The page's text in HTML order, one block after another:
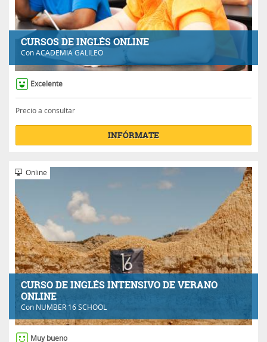
CURSOS DE INGLÉS ONLINE
ConACADEMIA GALILEO
Excelente
Precio a consultar
INFÓRMATE
CURSO DE INGLÉS INTENSIVO DE VERANO
ONLINE
Con NUMBER 16 SCHOOL
Online
Muy bueno